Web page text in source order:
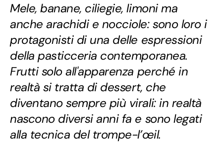
Mele, banane, ciliegie, limoni ma
anche arachidi e nocciole: sono loro i
protagonisti di una delle espressioni
della pasticceria contemporanea.
Frutti solo all'apparenza perché in
realtà si tratta di dessert, che
diventano sempre più virali: in realtà
nascono diversi anni fa e sono legati
alla tecnica del trompe-l’œil.